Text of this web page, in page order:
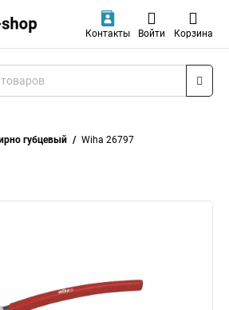
Контакты Войти Корзина
губцевый Wiha 26797